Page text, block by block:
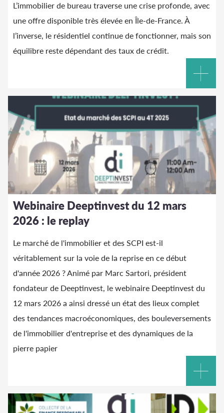
L’immobilier de bureau traverse une crise profonde, avec
une offre disponible très élevée en Île-de-France. À
l’inverse, le résidentiel continue de fonctionner, mais son
équilibre reste dépendant des taux de crédit.
Webinaire Deeptinvest du 12 mars
2026 : le replay
Le marché de l'immobilier et des SCPI est-il
véritablement sur la voie de la reprise en ce début
d'année 2026 ? Animé par Marc Sartori, président
fondateur de Deeptinvest, le webinaire Deeptinvest du
12 mars 2026 a ainsi dressé un état des lieux complet
des tendances macroéconomiques, des bouleversements
de l'immobilier d'entreprise et des dynamiques de la
pierre papier